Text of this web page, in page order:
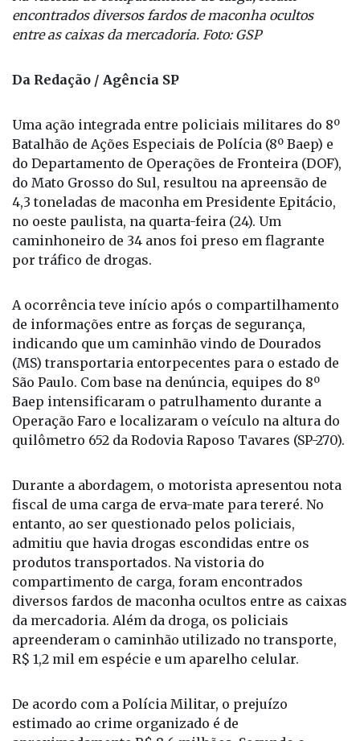
Na vistoria do compartimento de carga, foram
encontrados diversos fardos de maconha ocultos
Uma ação integrada entre policiais militares do 8º
Batalhão de Ações Especiais de Polícia (8º Baep) e
do Departamento de Operações de Fronteira (DOF),
do Mato Grosso do Sul, resultou na apreensão de
4,3 toneladas de maconha em Presidente Epitácio,
no oeste paulista, na quarta-feira (24). Um
caminhoneiro de 34 anos foi preso em flagrante
A ocorrência teve início após o compartilhamento
de informações entre as forças de segurança,
indicando que um caminhão vindo de Dourados
(MS) transportaria entorpecentes para o estado de
São Paulo. Com base na denúncia, equipes do 8º
Baep intensificaram o patrulhamento durante a
Operação Faro e localizaram o veículo na altura do
Durante a abordagem, o motorista apresentou nota
fiscal de uma carga de erva-mate para tereré. No
entanto, ao ser questionado pelos policiais,
admitiu que havia drogas escondidas entre os
produtos transportados. Na vistoria do
compartimento de carga, foram encontrados
diversos fardos de maconha ocultos entre as caixas
da mercadoria. Além da droga, os policiais
apreenderam o caminhão utilizado no transporte,
De acordo com a Polícia Militar, o prejuízo